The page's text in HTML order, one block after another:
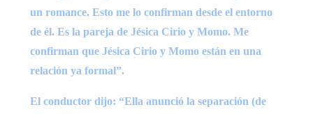
un romance. Esto me lo confirman desde el entorno
de él. Es la pareja de Jésica Cirio y Momo. Me
confirman que Jésica Cirio y Momo están en una
relación ya formal”.
El conductor dijo: “Ella anunció la separación (de